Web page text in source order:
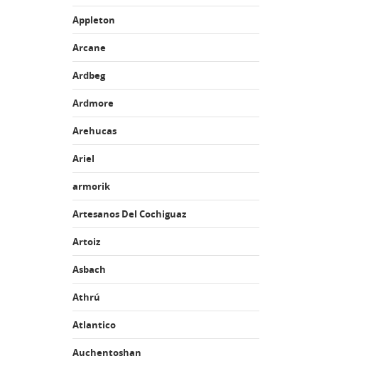
Appleton
Arcane
Ardbeg
Ardmore
Arehucas
Ariel
armorik
Artesanos Del Cochiguaz
Artoiz
Asbach
Athrú
Atlantico
Auchentoshan